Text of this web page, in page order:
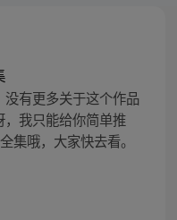
有更多关于这个作品
我只能给你简单推
集哦，大家快去看。